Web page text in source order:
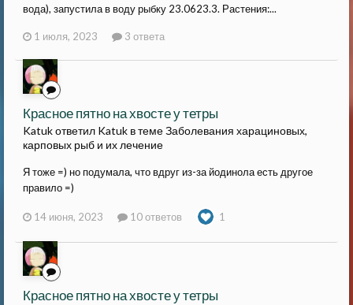
вода), запустила в воду рыбку 23.0623.3. Растения:...
1 июля, 2023 3 ответа
Красное пятно на хвосте у тетры
Katuk ответил Katuk в темеЗаболевания харациновых,
карповых рыб и их лечение
Я тоже =) но подумала, что вдруг из-за йодинола есть другое
правило =)
14 июня, 2023 10 ответов 1
Красное пятно на хвосте у тетры